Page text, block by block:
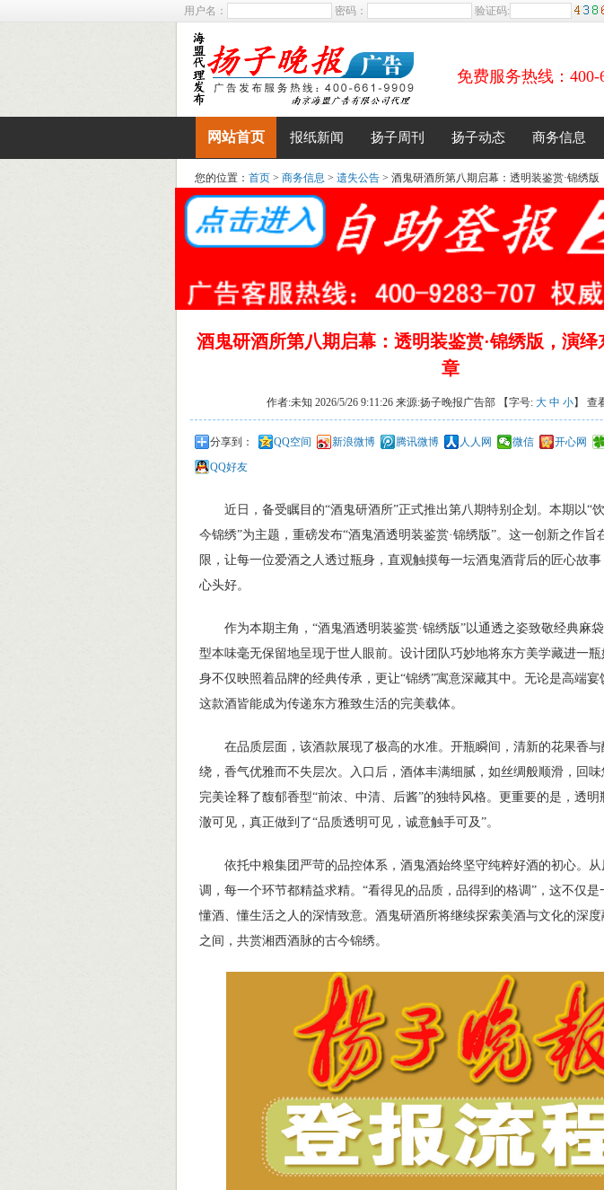
用户名： 密码： 验证码:
免费服务热线：400-
网站首页 报纸新闻 扬子周刊 扬子动态 商务信息
您的位置： 首页 > 商务信息 > 遗失公告 > 酒鬼研酒所第八期启幕：透明装鉴赏·锦绣
酒鬼研酒所第八期启幕：透明装鉴赏·锦绣版，演绎
章
作者:未知 2026/5/26 9:11:26 来源:扬子晚报广告部 【字号: 大 中 小】 查
分享到： QQ空间 新浪微博 腾讯微博 人人网 微信 开心网
QQ好友
近日，备受瞩目的“酒鬼研酒所”正式推出第八期特别企划。本期以“
今锦绣”为主题，重磅发布“酒鬼酒透明装鉴赏·锦绣版”。这一创新之作旨
限，让每一位爱酒之人透过瓶身，直观触摸每一坛酒鬼酒背后的匠心故
心头好。
作为本期主角，“酒鬼酒透明装鉴赏·锦绣版”以通透之姿致敬经典麻
型本味毫无保留地呈现于世人眼前。设计团队巧妙地将东方美学藏进一
身不仅映照着品牌的经典传承，更让“锦绣”寓意深藏其中。无论是高端宴
这款酒皆能成为传递东方雅致生活的完美载体。
在品质层面，该酒款展现了极高的水准。开瓶瞬间，清新的花果香与
绕，香气优雅而不失层次。入口后，酒体丰满细腻，如丝绸般顺滑，回味
完美诠释了馥郁香型“前浓、中清、后酱”的独特风格。更重要的是，透
澈可见，真正做到了“品质透明可见，诚意触手可及”。
依托中粮集团严苛的品控体系，酒鬼酒始终坚守纯粹好酒的初心。从
调，每一个环节都精益求精。“看得见的品质，品得到的格调”，这不仅
懂酒、懂生活之人的深情致意。酒鬼研酒所将继续探索美酒与文化的深
之间，共赏湘西酒脉的古今锦绣。